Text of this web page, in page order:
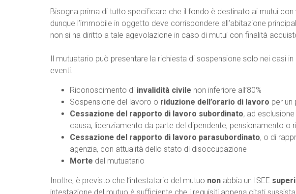
Bisogna prima di tutto specificare che il fondo è destinato ai mutui con
dunque l’immobile in oggetto deve corrispondere all’abitazione
non si ha diritto a tale agevolazione in caso di mutui con finalità
Il mutuatario può presentare la richiesta di sospensione solo nei casi
eventi:
Riconoscimento di invalidità civile non inferiore all’80%
Sospensione del lavoro o riduzione dell’orario di lavoro per un
Cessazione del rapporto di lavoro subordinato, ad
causa, licenziamento da parte del dipendente, pensionamento o
Cessazione del rapporto di lavoro parasubordinato, o di
agenzia, con attualità dello stato di disoccupazione
Morte del mutuatario
Inoltre, è previsto che l’intestatario del mutuo non abbia un ISEE